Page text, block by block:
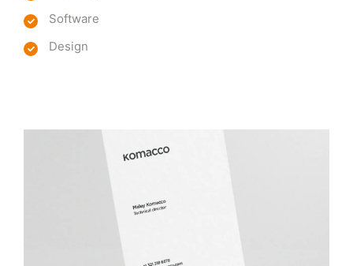
Software
Design